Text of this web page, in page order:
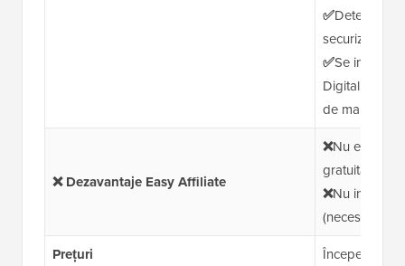
✅Detectare
securizarea
✅Se
Digital
de marketing
❌ Dezavantaje Easy Affiliate
❌Nu este
gratuită
❌Nu include
(necesită
Prețuri
Începe de la